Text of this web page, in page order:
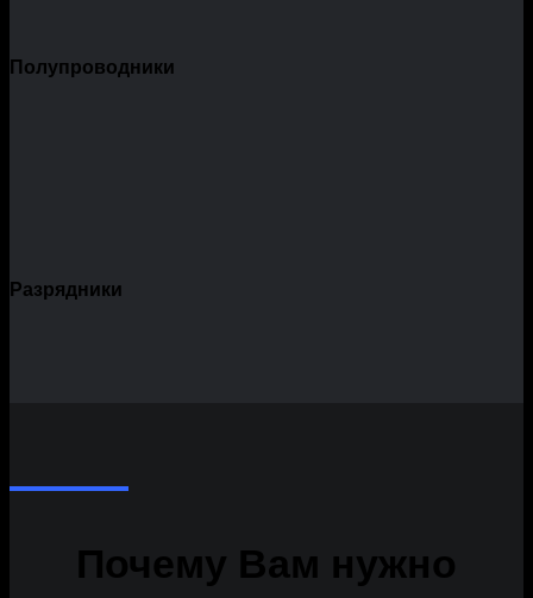
Полупроводники
Разрядники
Почему Вам нужно